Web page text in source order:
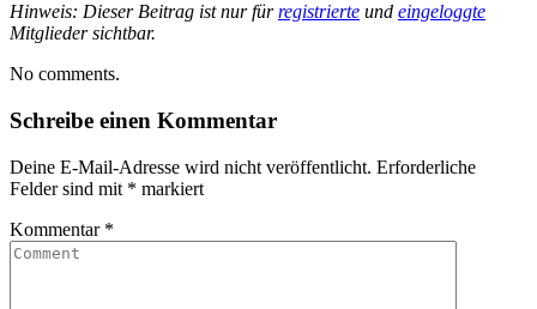
Hinweis: Dieser Beitrag ist nur fürregistrierte und eingeloggte
Mitglieder sichtbar.
No comments.
Schreibe einen Kommentar
Deine E-Mail-Adresse wird nicht veröffentlicht. Erforderliche
Felder sind mit * markiert
Kommentar *